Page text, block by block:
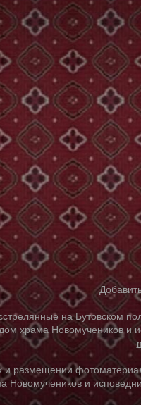
на Бутовском
храма Новомучеников и
и размещении
и